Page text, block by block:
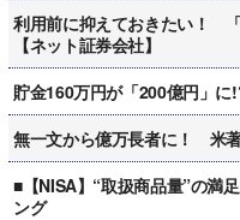
利用前に抑えておきたい！
【ネット証券会社】
貯金160万円が「200億円」
無一文から億万長者に！ 米
■【NISA】“取扱商品量”の満
ング